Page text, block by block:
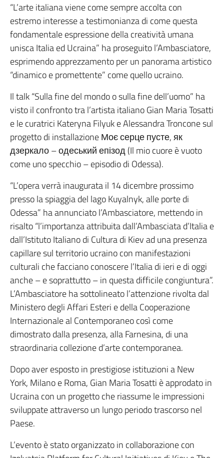
“L’arte italiana viene come sempre accolta con
estremo interesse a testimonianza di come questa
fondamentale espressione della creatività umana
unisca Italia ed Ucraina” ha proseguito l’Ambasciatore,
esprimendo apprezzamento per un panorama artistico
“dinamico e promettente” come quello ucraino.
Il talk “Sulla fine del mondo o sulla fine dell’uomo” ha
visto il confronto tra l’artista italiano Gian Maria Tosatti
e le curatrici Kateryna Filyuk e Alessandra Troncone sul
progetto di installazione Моє серце пусте, як
дзеркало – одеський епізод (Il mio cuore è vuoto
come uno specchio – episodio di Odessa).
“L’opera verrà inaugurata il 14 dicembre prossimo
presso la spiaggia del lago Kuyalnyk, alle porte di
Odessa” ha annunciato l’Ambasciatore, mettendo in
risalto “l’importanza attribuita dall’Ambasciata d’Italia e
dall’Istituto Italiano di Cultura di Kiev ad una presenza
capillare sul territorio ucraino con manifestazioni
culturali che facciano conoscere l’Italia di ieri e di oggi
anche – e soprattutto – in questa difficile congiuntura”.
L’Ambasciatore ha sottolineato l’attenzione rivolta dal
Ministero degli Affari Esteri e della Cooperazione
Internazionale al Contemporaneo così come
dimostrato dalla presenza, alla Farnesina, di una
straordinaria collezione d’arte contemporanea.
Dopo aver esposto in prestigiose istituzioni a New
York, Milano e Roma, Gian Maria Tosatti è approdato in
Ucraina con un progetto che riassume le impressioni
sviluppate attraverso un lungo periodo trascorso nel
Paese.
L’evento è stato organizzato in collaborazione con